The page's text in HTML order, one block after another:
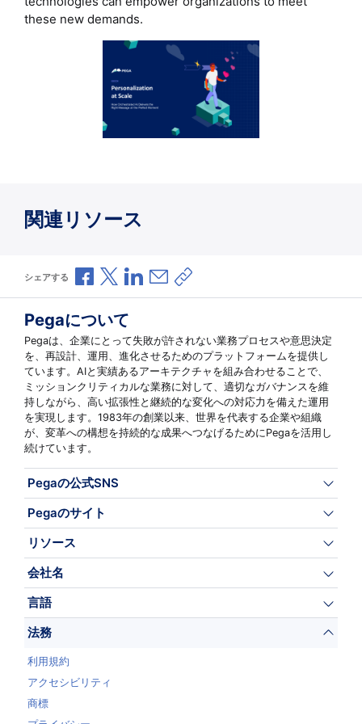
these new demands.
関連リソース
シェアする Facebookで共有
Xで共有LinkedInで共有
メールで共有
共有リンクをコピー
Pegaについて
Pegaは、企業にとって失敗が許されない業務プロセスや意思決定
を、再設計、運用、進化させるためのプラットフォームを提供し
ています。AIと実績あるアーキテクチャを組み合わせることで、
ミッションクリティカルな業務に対して、適切なガバナンスを維
持しながら、高い拡張性と継続的な変化への対応力を備えた運用
を実現します。1983年の創業以来、世界を代表する企業や組織
が、変革への構想を持続的な成果へつなげるためにPegaを活用し
続けています。
Pegaの公式SNS
Pegaのサイト
リソース
会社名
言語
法務
利用規約
アクセシビリティ
商標